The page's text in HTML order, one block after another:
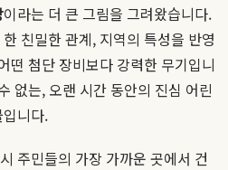
이라는 더 큰 그림을 그려왔습니다.
친밀한 관계, 지역의 특성을 반영
떤 첨단 장비보다 강력한 무기입니
없는, 오랜 시간 동안의 진심 어린
니다.
주민들의 가장 가까운 곳에서 건